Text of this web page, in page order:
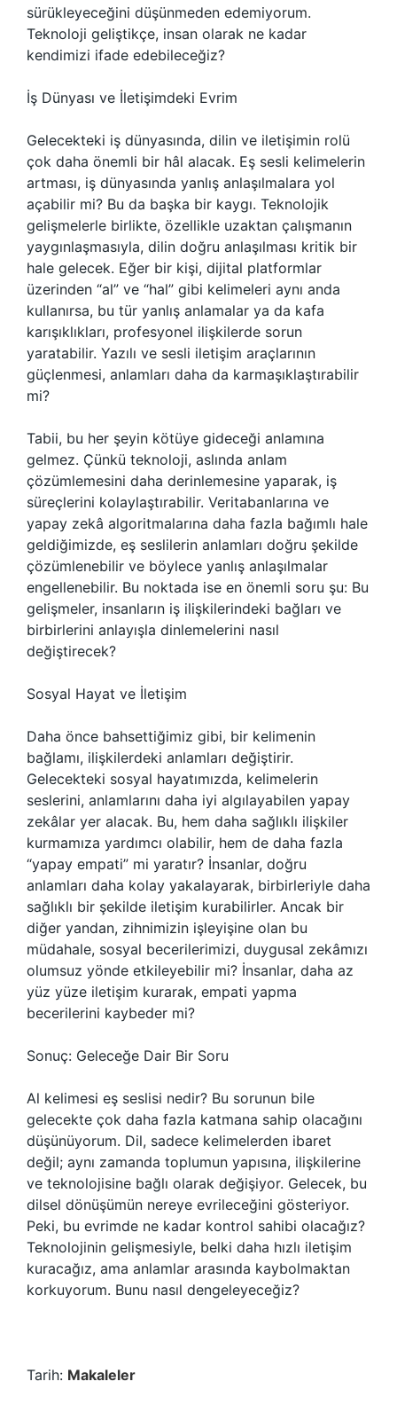
sürükleyeceğini düşünmeden edemiyorum.
Teknoloji geliştikçe, insan olarak ne kadar
kendimizi ifade edebileceğiz?
İş Dünyası ve İletişimdeki Evrim
Gelecekteki iş dünyasında, dilin ve iletişimin rolü
çok daha önemli bir hâl alacak. Eş sesli kelimelerin
artması, iş dünyasında yanlış anlaşılmalara yol
açabilir mi? Bu da başka bir kaygı. Teknolojik
gelişmelerle birlikte, özellikle uzaktan çalışmanın
yaygınlaşmasıyla, dilin doğru anlaşılması kritik bir
hale gelecek. Eğer bir kişi, dijital platformlar
üzerinden “al” ve “hal” gibi kelimeleri aynı anda
kullanırsa, bu tür yanlış anlamalar ya da kafa
karışıklıkları, profesyonel ilişkilerde sorun
yaratabilir. Yazılı ve sesli iletişim araçlarının
güçlenmesi, anlamları daha da karmaşıklaştırabilir
mi?
Tabii, bu her şeyin kötüye gideceği anlamına
gelmez. Çünkü teknoloji, aslında anlam
çözümlemesini daha derinlemesine yaparak, iş
süreçlerini kolaylaştırabilir. Veritabanlarına ve
yapay zekâ algoritmalarına daha fazla bağımlı hale
geldiğimizde, eş seslilerin anlamları doğru şekilde
çözümlenebilir ve böylece yanlış anlaşılmalar
engellenebilir. Bu noktada ise en önemli soru şu: Bu
gelişmeler, insanların iş ilişkilerindeki bağları ve
birbirlerini anlayışla dinlemelerini nasıl
değiştirecek?
Sosyal Hayat ve İletişim
Daha önce bahsettiğimiz gibi, bir kelimenin
bağlamı, ilişkilerdeki anlamları değiştirir.
Gelecekteki sosyal hayatımızda, kelimelerin
seslerini, anlamlarını daha iyi algılayabilen yapay
zekâlar yer alacak. Bu, hem daha sağlıklı ilişkiler
kurmamıza yardımcı olabilir, hem de daha fazla
“yapay empati” mi yaratır? İnsanlar, doğru
anlamları daha kolay yakalayarak, birbirleriyle daha
sağlıklı bir şekilde iletişim kurabilirler. Ancak bir
diğer yandan, zihnimizin işleyişine olan bu
müdahale, sosyal becerilerimizi, duygusal zekâmızı
olumsuz yönde etkileyebilir mi? İnsanlar, daha az
yüz yüze iletişim kurarak, empati yapma
becerilerini kaybeder mi?
Sonuç: Geleceğe Dair Bir Soru
Al kelimesi eş seslisi nedir? Bu sorunun bile
gelecekte çok daha fazla katmana sahip olacağını
düşünüyorum. Dil, sadece kelimelerden ibaret
değil; aynı zamanda toplumun yapısına, ilişkilerine
ve teknolojisine bağlı olarak değişiyor. Gelecek, bu
dilsel dönüşümün nereye evrileceğini gösteriyor.
Peki, bu evrimde ne kadar kontrol sahibi olacağız?
Teknolojinin gelişmesiyle, belki daha hızlı iletişim
kuracağız, ama anlamlar arasında kaybolmaktan
korkuyorum. Bunu nasıl dengeleyeceğiz?
Tarih: Makaleler